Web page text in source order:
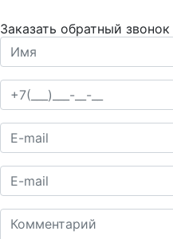
Заказать обратный звонок